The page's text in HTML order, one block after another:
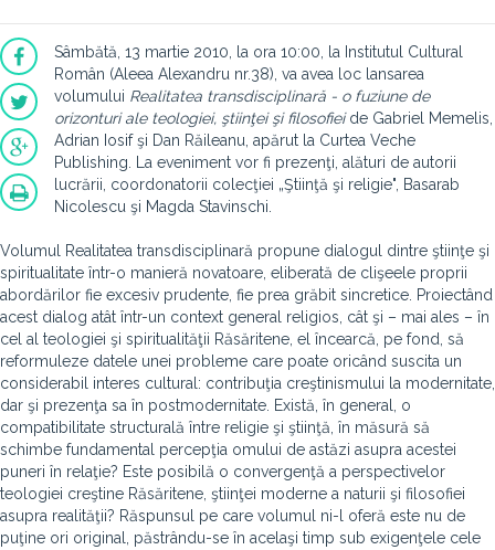
Sâmbătă, 13 martie 2010, la ora 10:00, la Institutul Cultural
Român (Aleea Alexandru nr.38), va avea loc lansarea
volumului Realitatea transdisciplinară - o fuziune de
orizonturi ale teologiei, ştiinţei şi filosofieide Gabriel Memelis,
Adrian Iosif şi Dan Răileanu, apărut la Curtea Veche
Publishing. La eveniment vor fi prezenţi, alături de autorii
lucrării, coordonatorii colecţiei „Ştiinţă şi religie", Basarab
Nicolescu şi Magda Stavinschi.
Volumul Realitatea transdisciplinară propune dialogul dintre ştiinţe şi
spiritualitate într-o manieră novatoare, eliberată de clişeele proprii
abordărilor fie excesiv prudente, fie prea grăbit sincretice. Proiectând
acest dialog atât într-un context general religios, cât şi – mai ales – în
cel al teologiei şi spiritualităţii Răsăritene, el încearcă, pe fond, să
reformuleze datele unei probleme care poate oricând suscita un
considerabil interes cultural: contribuţia creştinismului la modernitate,
dar şi prezenţa sa în postmodernitate. Există, în general, o
compatibilitate structurală între religie şi ştiinţă, în măsură să
schimbe fundamental percepţia omului de astăzi asupra acestei
puneri în relaţie? Este posibilă o convergenţă a perspectivelor
teologiei creştine Răsăritene, ştiinţei moderne a naturii şi filosofiei
asupra realităţii? Răspunsul pe care volumul ni-l oferă este nu de
puţine ori original, păstrându-se în acelaşi timp sub exigenţele cele